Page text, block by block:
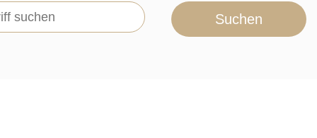
Suchen